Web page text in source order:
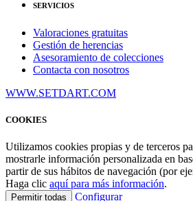
SERVICIOS
Valoraciones gratuitas
Gestión de herencias
Asesoramiento de colecciones
Contacta con nosotros
WWW.SETDART.COM
COOKIES
Utilizamos cookies propias y de terceros
mostrarle información personalizada en
partir de sus hábitos de navegación (por
Haga clic aquí para más información.
Permitir todas Configurar